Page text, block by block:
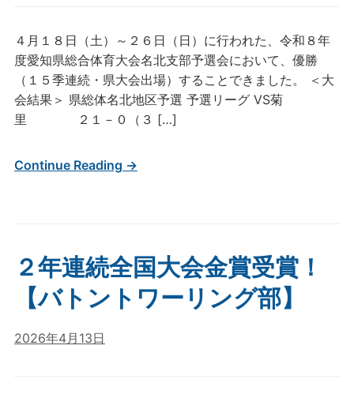
４月１８日（土）～２６日（日）に行われた、令和８年
度愛知県総合体育大会名北支部予選会において、優勝
（１５季連続・県大会出場）することできました。 ＜大
会結果＞ 県総体名北地区予選 予選リーグ VS菊
里 ２１－０（３ […]
Continue Reading →
２年連続全国大会金賞受賞！
【バトントワーリング部】
2026年4月13日